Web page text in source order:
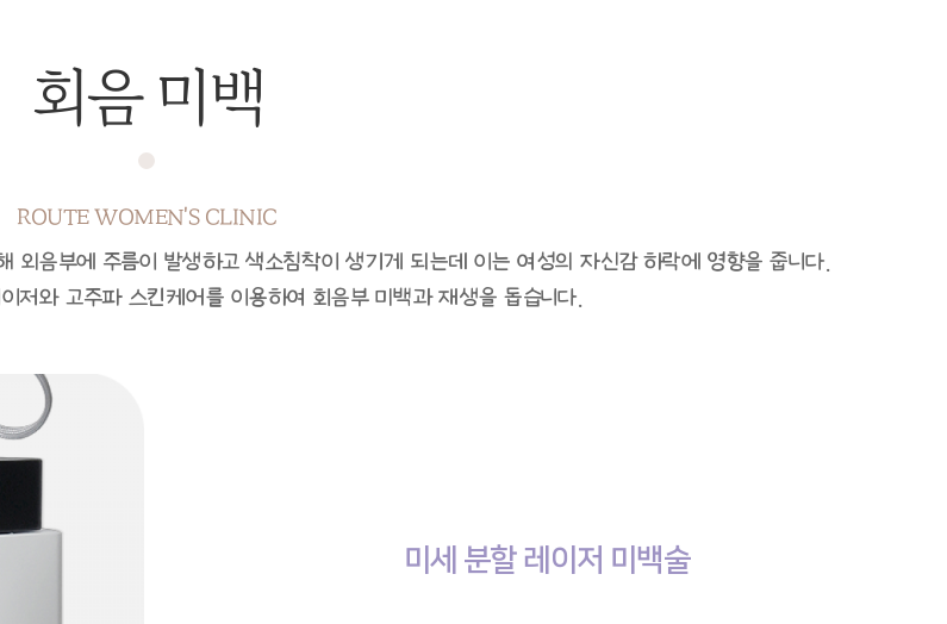
회음 미백
ROUTE WOMEN'S CLINIC
외음부에 주름이 발생하고 색소침착이 생기게 되는데 이는 여성의 자신감 하락에 영향을 줍니다.
저와 고주파 스킨케어를 이용하여 회음부 미백과 재생을 돕습니다.
미세 분할 레이저 미백술